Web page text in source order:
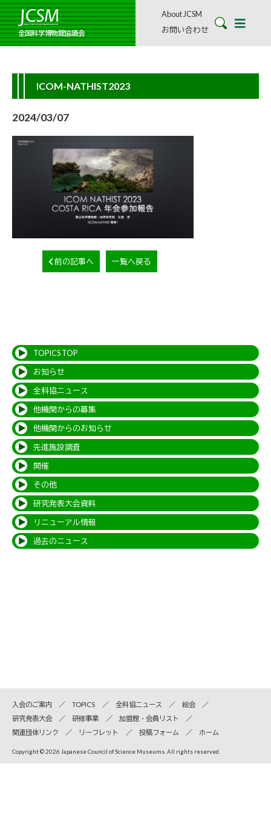
全国科学博物館協議会
About JCSM
お問い合わせ
ICOM-NATHIST2023
2024/03/07
前の記事へ 一覧へ戻る
TOPICS TOP
お知らせ
全科協ニュース
他機関からの募集
他機関からのお知らせ
先進施設調査
開催
その他
研究発表大会資料
リニューアル情報
過去のニュース
入会のご案内 TOPICS 全科協ニュース
総会
研究発表大会
研修事業
加盟館・会員リスト
関連団体リンク
リーフレット 投稿フォーム ホーム
Copyright © 2026 Japanese Council of Science Museums. All rights reserved.